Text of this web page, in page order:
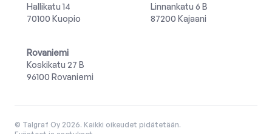
Hallikatu 14
70100 Kuopio
Linnankatu 6 B
87200 Kajaani
Rovaniemi
Koskikatu 27 B
96100 Rovaniemi
© Talgraf Oy 2026. Kaikki oikeudet pidätetään.